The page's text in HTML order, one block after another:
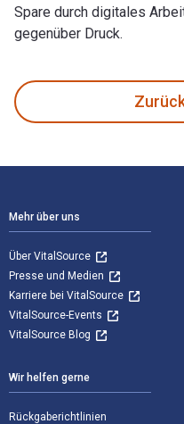
Spare durch digitales
gegenüber Druck.
Mehr über uns
Über VitalSource
Presse und Medien
Karriere bei VitalSource
VitalSource-Events
VitalSource Blog
Wir helfen gerne
Rückgaberichtlinien